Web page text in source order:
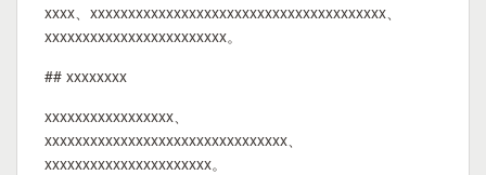
xxxx、xxxxxxxxxxxxxxxxxxxxxxxxxxxxxxxxxxxxxxx、
xxxxxxxxxxxxxxxxxxxxxxxx。
## xxxxxxxx
xxxxxxxxxxxxxxxxx、
xxxxxxxxxxxxxxxxxxxxxxxxxxxxxxxx、
xxxxxxxxxxxxxxxxxxxxxx。